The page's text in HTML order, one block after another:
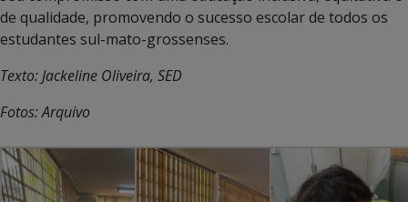
de qualidade, promovendo o sucesso escolar de todos os
estudantes sul-mato-grossenses.
Texto: Jackeline Oliveira, SED
Fotos: Arquivo